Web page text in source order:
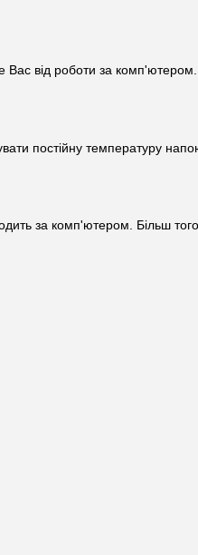
Вас від роботи за
постійну температуру
за комп'ютером. Більш